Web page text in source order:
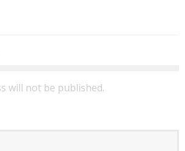
will not be published.